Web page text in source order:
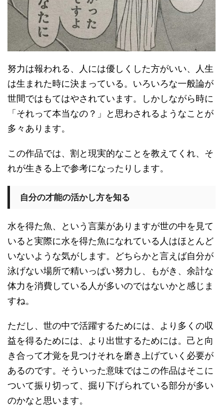
努力は報われる、人には優しくした方がいい、人生
は生まれた時に決まっている。いろいろな一般論が
世間ではもてはやされています。しかしながら時に
「それって本当なの？」と思わされるようなことが
多々あります。
この作品では、割と現実的なことを教えてくれ、そ
れが生きる上で参考になったりします。
自分の才能の活かし方を知る
水を得た魚、という言葉がありますが世の中を見て
いると実際に水を得た魚になれている人はほとんど
いないような気がします。どちらかと言えば自分が
泳げない場所で精いっぱい努力し、もがき、余計な
体力を消費している人が多いのではないかと感じま
すね。
ただし、世の中で活躍するためには、より多くの収
益を得るためには、より出世するためには。己と向
き合って才覚を見つけそれを磨き上げていく必要が
あるのです。そういった意味ではこの作品はそこに
ついて振り切って、掘り下げられている部分が多い
のかなと思います。